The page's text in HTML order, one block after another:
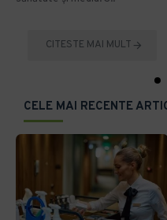
CITESTE MAI MULT
CELE MAI RECENTE